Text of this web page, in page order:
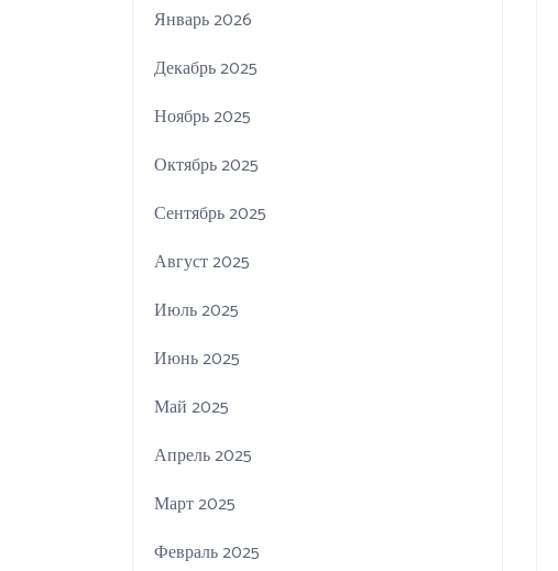
Январь 2026
Декабрь 2025
Ноябрь 2025
Октябрь 2025
Сентябрь 2025
Август 2025
Июль 2025
Июнь 2025
Май 2025
Апрель 2025
Март 2025
Февраль 2025